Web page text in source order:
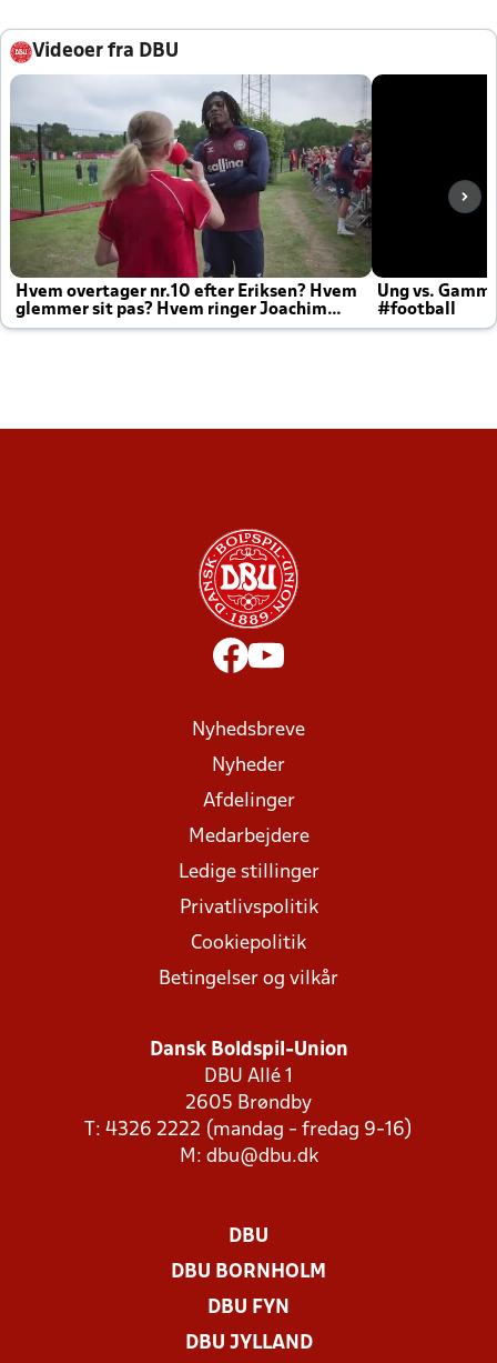
Videoer fra DBU
Hvem overtager nr.10 efter Eriksen? Hvem
glemmer sit pas? Hvem ringer Joachim
altid til efter kampe?
Ung vs.
#football
Nyhedsbreve
Nyheder
Afdelinger
Medarbejdere
Ledige stillinger
Privatlivspolitik
Cookiepolitik
Betingelser og vilkår
Dansk Boldspil-Union
DBU Allé 1
2605 Brøndby
T: 4326 2222 (mandag - fredag 9-16)
M: dbu@dbu.dk
DBU
DBU BORNHOLM
DBU FYN
DBU JYLLAND